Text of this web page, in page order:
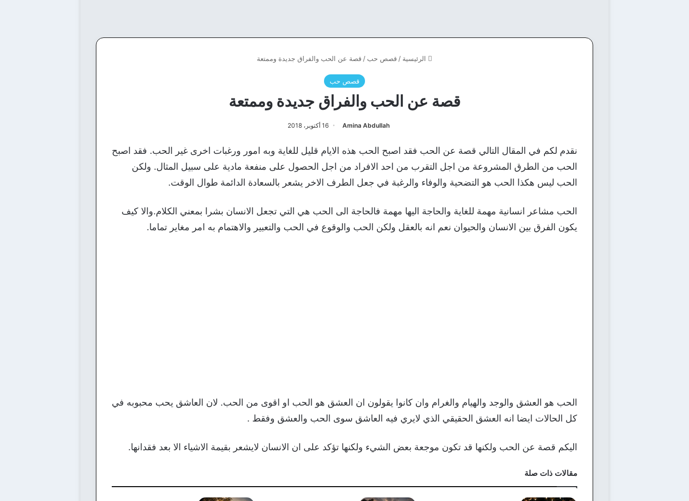
الرئيسية / قصص حب / قصة عن الحب والفراق جديدة وممتعة
قصص حب
قصة عن الحب والفراق جديدة وممتعة
Amina Abdullah 16 أكتوبر، 2018
نقدم لكم في المقال التالي قصة عن الحب فقد اصبح الحب هذه الايام قليل للغاية وبه امور ورغبات اخرى غير الحب. فقد اصبح
الحب من الطرق المشروعة من اجل التقرب من احد الافراد من اجل الحصول على منفعة مادية على سبيل المثال. ولكن
الحب ليس هكذا الحب هو التضحية والوفاء والرغبة في جعل الطرف الاخر يشعر بالسعادة الدائمة طوال الوقت.
الحب مشاعر انسانية مهمة للغاية والحاجة اليها مهمة فالحاجة الى الحب هي التي تجعل الانسان بشرا بمعني الكلام.والا كيف
يكون الفرق بين الانسان والحيوان نعم انه بالعقل ولكن الحب والوقوع في الحب والتعبير والاهتمام به امر مغاير تماما.
الحب هو العشق والوجد والهيام والغرام وان كانوا يقولون ان العشق هو الحب او اقوى من الحب. لان العاشق يحب محبوبه في
كل الحالات ايضا انه العشق الحقيقي الذي لايري فيه العاشق سوى الحب والعشق وفقط .
اليكم قصة عن الحب ولكنها قد تكون موجعة بعض الشيء ولكنها تؤكد على ان الانسان لايشعر بقيمة الاشياء الا بعد فقدانها.
مقالات ذات صلة